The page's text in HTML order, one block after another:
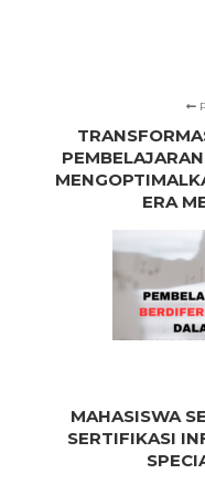
ERA
MAHASISWA
SERTIFIKASI